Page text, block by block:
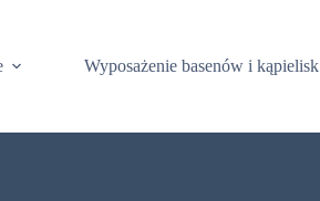
Wyposażenie basenów i kąpielisk